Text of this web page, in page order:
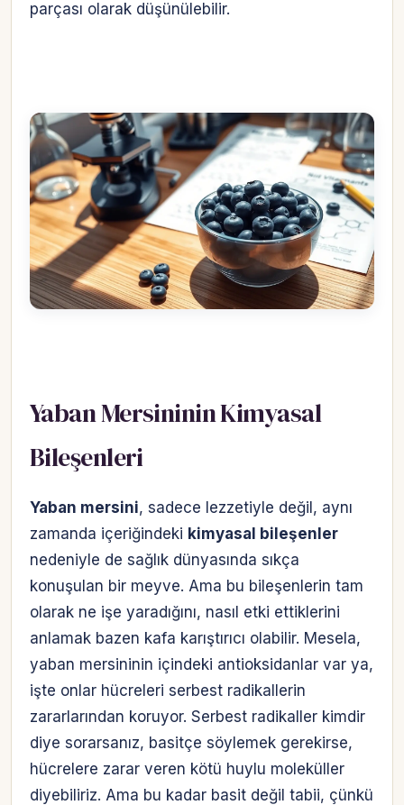
parçası olarak düşünülebilir.
Yaban Mersininin Kimyasal
Bileşenleri
Yaban mersini, sadece lezzetiyle değil, aynı
zamanda içeriğindeki kimyasal bileşenler
nedeniyle de sağlık dünyasında sıkça
konuşulan bir meyve. Ama bu bileşenlerin tam
olarak ne işe yaradığını, nasıl etki ettiklerini
anlamak bazen kafa karıştırıcı olabilir. Mesela,
yaban mersininin içindeki antioksidanlar var ya,
işte onlar hücreleri serbest radikallerin
zararlarından koruyor. Serbest radikaller kimdir
diye sorarsanız, basitçe söylemek gerekirse,
hücrelere zarar veren kötü huylu moleküller
diyebiliriz. Ama bu kadar basit değil tabii, çünkü